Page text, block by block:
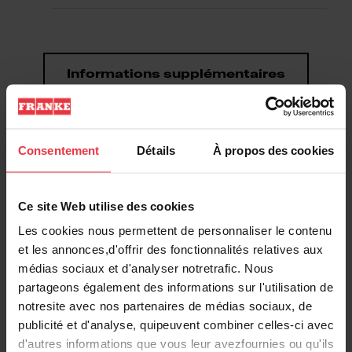
Consentement Détails À propos des cookies
Ce site Web utilise des cookies
Les cookies nous permettent de personnaliser le contenu
et les annonces,d'offrir des fonctionnalités relatives aux
médias sociaux et d'analyser notretrafic. Nous
partageons également des informations sur l'utilisation de
notresite avec nos partenaires de médias sociaux, de
publicité et d'analyse, quipeuvent combiner celles-ci avec
d'autres informations que vous leur avezfournies ou qu'ils
Informations supplémentaires
Téléchargements
Fiche produit
DXF